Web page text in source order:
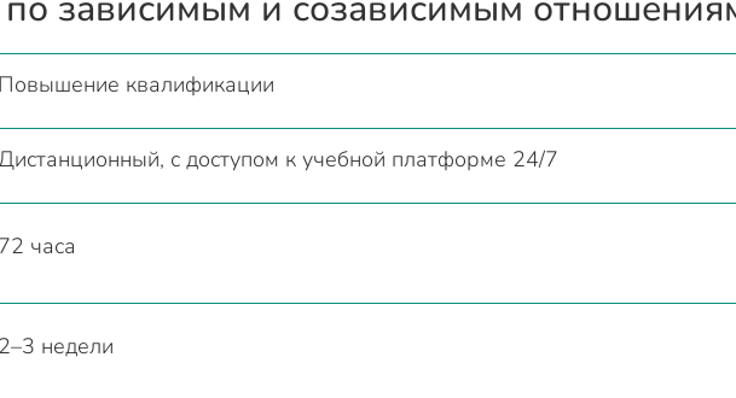
Повышение квалификации
с доступом к учебной платформе 24/7
72 часа
2–3 недели